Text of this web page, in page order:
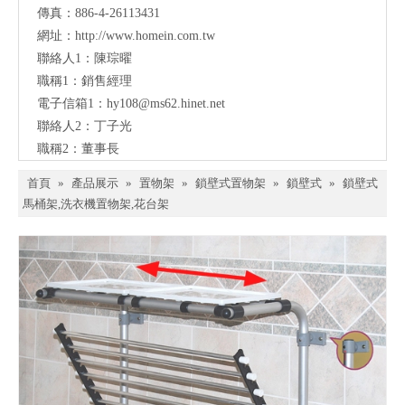
傳真：886-4-26113431
網址： http://www.homein.com.tw
聯絡人1：陳琮曜
職稱1：銷售經理
電子信箱1： hy108@ms62.hinet.net
聯絡人2：丁子光
職稱2：董事長
首頁 » 產品展示 » 置物架 » 鎖壁式置物架 » 鎖壁式 » 鎖壁式
馬桶架,洗衣機置物架,花台架